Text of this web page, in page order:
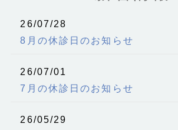
26/07/28
8月の休診日のお知らせ
26/07/01
7月の休診日のお知らせ
26/05/29